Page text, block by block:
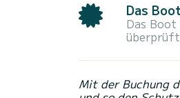
Das
Das
Mit der Buchung